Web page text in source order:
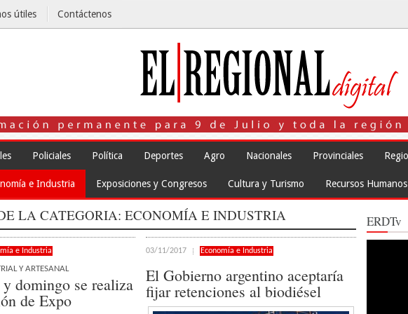
útiles Contáctenos
Policiales Política Deportes Agro Nacionales Provinciales
e Industria Exposiciones y Congresos Cultura y Turismo Recursos Humanos
LA CATEGORIA: ECONOMÍA E INDUSTRIA
e Industria
Y ARTESANAL
y domingo se realiza
de Expo
03/11/2017 Economía e Industria
El Gobierno argentino aceptaría
fijar retenciones al biodiésel
ERDTv